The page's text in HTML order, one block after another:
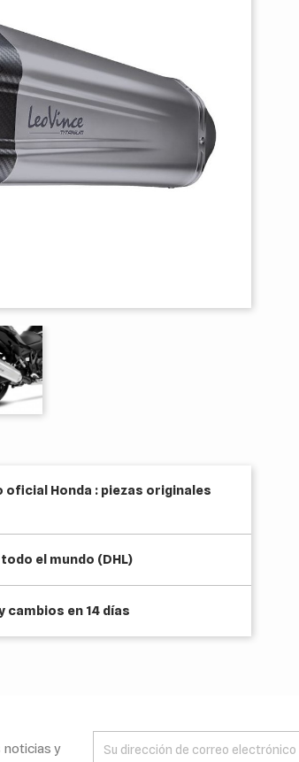
Honda : piezas originales
el mundo (DHL)
cambios en 14 días
y